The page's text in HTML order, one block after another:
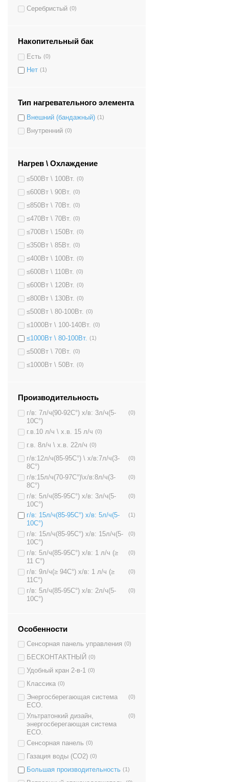
Серебристый (0)
Накопительный бак
Есть (0)
Нет (1)
Тип нагревательного элемента
Внешний (бандажный) (1)
Внутренний (0)
Нагрев \ Охлаждение
≤500Вт \ 100Вт. (0)
≤600Вт \ 90Вт. (0)
≤850Вт \ 70Вт. (0)
≤470Вт \ 70Вт. (0)
≤700Вт \ 150Вт. (0)
≤350Вт \ 85Вт. (0)
≤400Вт \ 100Вт. (0)
≤600Вт \ 110Вт. (0)
≤600Вт \ 120Вт. (0)
≤800Вт \ 130Вт. (0)
≤500Вт \ 80-100Вт. (0)
≤1000Вт \ 100-140Вт. (0)
≤1000Вт \ 80-100Вт. (1)
≤500Вт \ 70Вт. (0)
≤1000Вт \ 50Вт. (0)
Производительность
г/в: 7л/ч(90-92C°) х/в: 3л/ч(5-
10C°)
(0)
г.в.10 л/ч \ х.в. 15 л/ч (0)
г.в. 8л/ч \ х.в. 22л/ч (0)
г/в:12л/ч(85-95C°) \ х/в:7л/ч(3-
8C°)
(0)
г/в:15л/ч(70-97C°)\х/в:8л/ч(3-
8C°)
(0)
г/в: 5л/ч(85-95C°) х/в: 3л/ч(5-
10C°)
(0)
г/в: 15л/ч(85-95C°) х/в: 5л/ч(5-
10C°)
(1)
г/в: 15л/ч(85-95C°) х/в: 15л/ч(5-
10C°)
(0)
г/в: 5л/ч(85-95C°) х/в: 1 л/ч (≥
11 C°)
(0)
г/в: 9л/ч(≥ 94C°) х/в: 1 л/ч (≥
11C°)
(0)
г/в: 5л/ч(85-95C°) х/в: 2л/ч(5-
10C°)
(0)
Особенности
Сенсорная панель управления (0)
БЕСКОНТАКТНЫЙ (0)
Удобный кран 2-в-1 (0)
Классика (0)
Энергосберегающая система
ECO.
(0)
Ультратонкий дизайн,
энергосберегающая система
ECO.
(0)
Сенсорная панель (0)
Газация воды (CO2) (0)
Большая производительность (1)